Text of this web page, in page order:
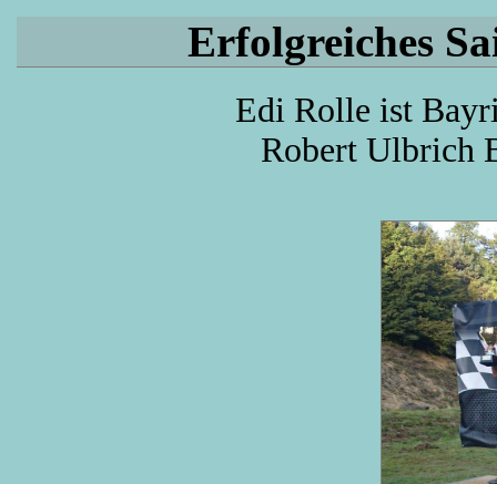
Erfolgreiches
Edi Rolle ist
Robert Ulbrich